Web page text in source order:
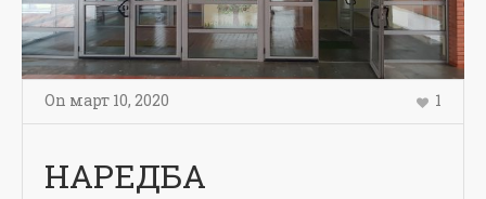
On март 10, 2020 1
НАРЕДБА